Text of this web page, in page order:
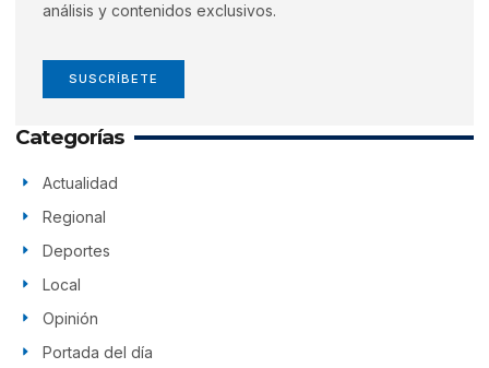
análisis y contenidos exclusivos.
SUSCRÍBETE
Categorías
Actualidad
Regional
Deportes
Local
Opinión
Portada del día